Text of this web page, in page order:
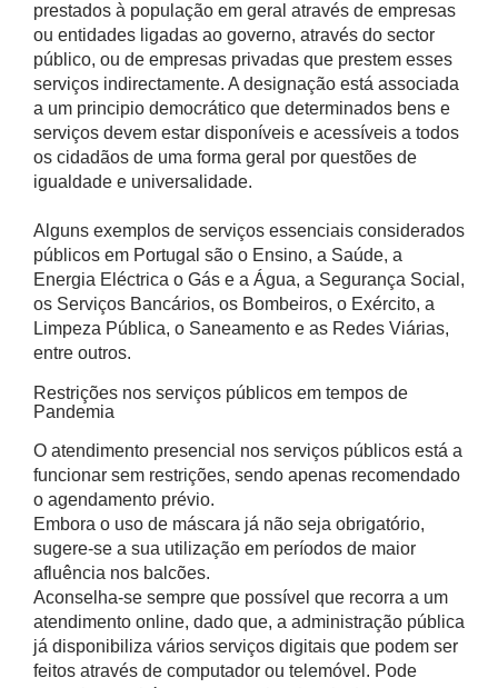
prestados à população em geral através de empresas
ou entidades ligadas ao governo, através do sector
público, ou de empresas privadas que prestem esses
serviços indirectamente. A designação está associada
a um principio democrático que determinados bens e
serviços devem estar disponíveis e acessíveis a todos
os cidadãos de uma forma geral por questões de
igualdade e universalidade.
Alguns exemplos de serviços essenciais considerados
públicos em Portugal são o Ensino, a Saúde, a
Energia Eléctrica o Gás e a Água, a Segurança Social,
os Serviços Bancários, os Bombeiros, o Exército, a
Limpeza Pública, o Saneamento e as Redes Viárias,
entre outros.
Restrições nos serviços públicos em tempos de
Pandemia
O atendimento presencial nos serviços públicos está a
funcionar sem restrições, sendo apenas recomendado
o agendamento prévio.
Embora o uso de máscara já não seja obrigatório,
sugere-se a sua utilização em períodos de maior
afluência nos balcões.
Aconselha-se sempre que possível que recorra a um
atendimento online, dado que, a administração pública
já disponibiliza vários serviços digitais que podem ser
feitos através de computador ou telemóvel. Pode